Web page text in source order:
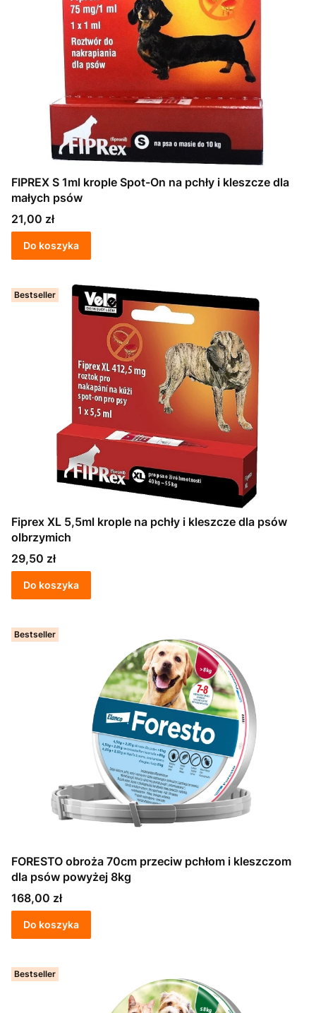
FIPREX S 1ml krople Spot-On na pchły i kleszcze dla
małych psów
Cena
21,00 zł
Do koszyka
Bestseller
Fiprex XL 5,5ml krople na pchły i kleszcze dla psów
olbrzymich
Cena
29,50 zł
Do koszyka
Bestseller
FORESTO obroża 70cm przeciw pchłom i kleszczom
dla psów powyżej 8kg
Cena
168,00 zł
Do koszyka
Bestseller